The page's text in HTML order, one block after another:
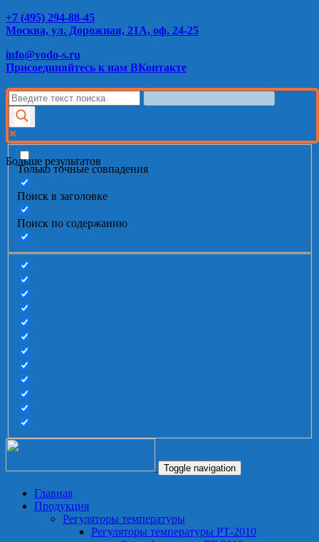
+7 (495) 294-88-45
Москва, ул. Дорожная, 21А, оф. 24-25
info@vodo-s.ru
Присоединяйтесь к нам ВКонтакте
Больше результатов
Только точные совпадения
Поиск в заголовке
Поиск по содержанию
Toggle navigation
Главная
Продукция
Регуляторы температуры
Регуляторы температуры РТ-2010